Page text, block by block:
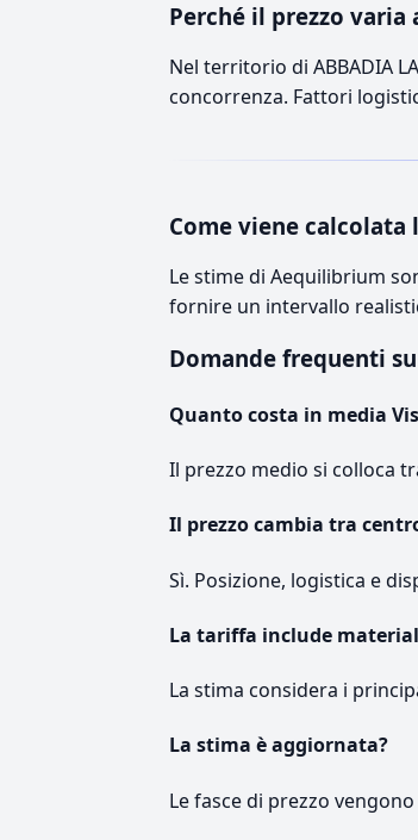
Perché il prezzo varia
Nel territorio di ABBADIA
concorrenza. Fattori
Come viene calcolata
Le stime di Aequilibrium
fornire un intervallo
Domande frequenti
Quanto costa in media
Il prezzo medio si colloca
Il prezzo cambia tra
Sì. Posizione, logistica e
La tariffa include
La stima considera i
La stima è aggiornata?
Le fasce di prezzo